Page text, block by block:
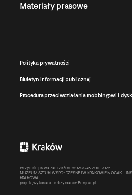
Materiały prasowe
Polityka prywatności
Biuletyn informacji publicznej
Procedura przeciwdziałania mobbingowi i
Wszystkie prawa zastrzeżone © MOCAK 2011-2026
MUZEUM SZTUKI WSPÓŁCZESNEJ W KRAKOWIE MOCAK –
KRAKOWA
projekt, wykonanie i utrzymanie: Bonjour.pl